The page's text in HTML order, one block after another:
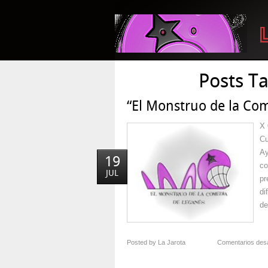
Posts
“El Monstruo de la
19
JUL
X
Posted by La Jarota Comentarios